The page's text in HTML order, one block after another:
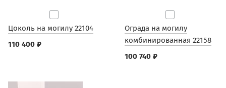
Цоколь на могилу 22104
110 400 ₽
Ограда на могилу
комбинированная 22158
100 740 ₽